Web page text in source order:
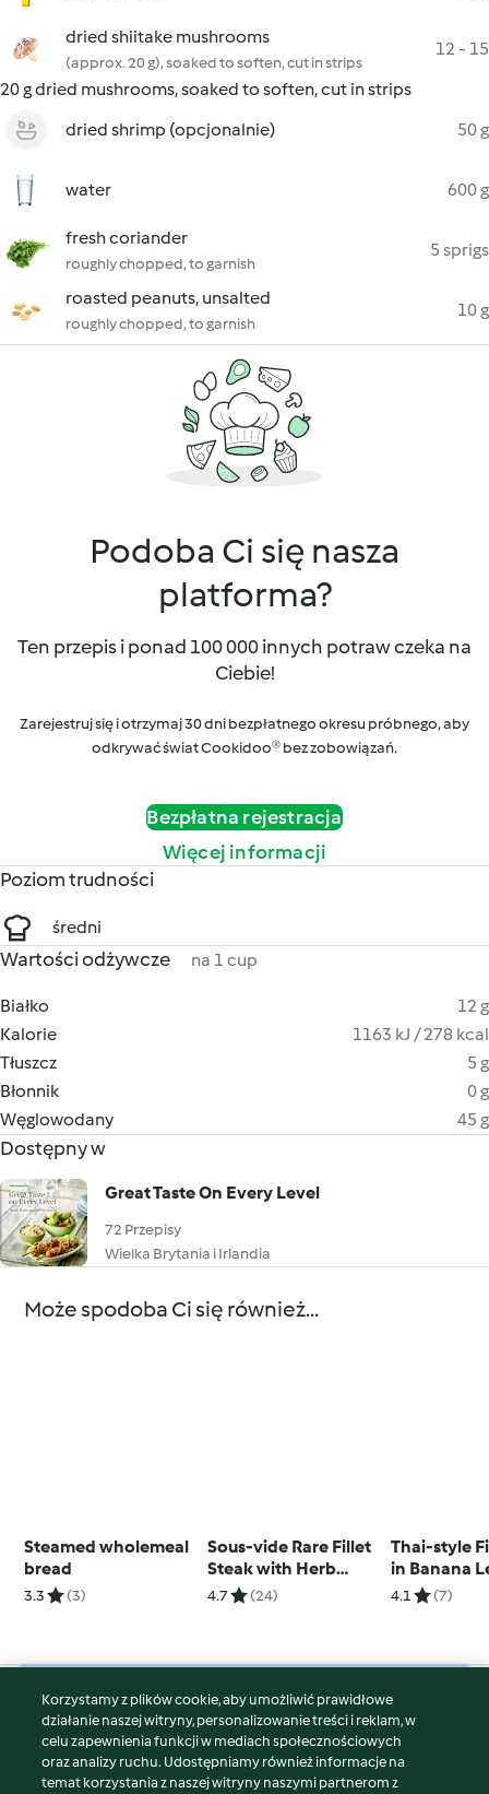
dried shiitake mushrooms
(approx. 20 g), soaked to soften, cut in strips
12 - 15
20 g dried mushrooms, soaked to soften, cut in strips
dried shrimp (opcjonalnie)
50 g
water 600 g
fresh coriander
roughly chopped, to garnish
5 sprigs
roasted peanuts, unsalted
roughly chopped, to garnish
10 g
Podoba Ci się nasza
platforma?
Ten przepis i ponad 100 000 innych potraw czeka na
Ciebie!
Zarejestruj się i otrzymaj 30 dni bezpłatnego okresu próbnego, aby
odkrywać świat Cookidoo® bez zobowiązań.
Bezpłatna rejestracja
Więcej informacji
Poziom trudności
średni
Wartości odżywcze na 1 cup
Białko
12 g
Kalorie
1163 kJ / 278 kcal
Tłuszcz
5 g
Błonnik
0 g
Węglowodany
45 g
Dostępny w
Great Taste On Every Level
72 Przepisy
Wielka Brytania i Irlandia
Może spodoba Ci się również...
Steamed wholemeal
bread
3.3 (3)
Sous-vide Rare Fillet
Steak with Herb
Garlic Butter
4.7 (24)
Thai-style
in Banana
with Mixed
4.1 (7)
© Copyright 2026
Warunki korzystania
Polityka prywatności
Korzystamy z plików cookie, aby umożliwić prawidłowe
działanie naszej witryny, personalizowanie treści i reklam, w
celu zapewnienia funkcji w mediach społecznościowych
oraz analizy ruchu. Udostępniamy również informacje na
temat korzystania z naszej witryny naszymi partnerom z